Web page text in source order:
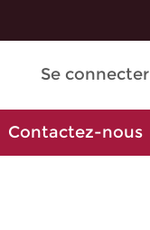
Se connecter
Contactez-nous